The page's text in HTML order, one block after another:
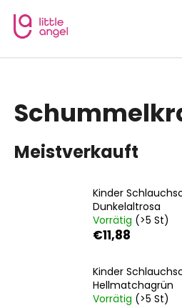
Inhalt
springen
Meistverkauft
Kinder
Dunkelaltrosa
Vorrätig (>5 St)
€11,88
Kinder
Hellmatchagrün
Vorrätig (>5 St)
W
e
Zurück
zum
Zurück
zum
s
u